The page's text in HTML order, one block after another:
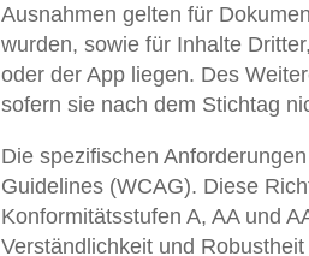
Ausnahmen gelten für
wurden, sowie für Inhalte
oder der App liegen. Des
sofern sie nach dem Stichtag
Die spezifischen
Guidelines (WCAG). Diese
Konformitätsstufen A, AA und
Verständlichkeit und